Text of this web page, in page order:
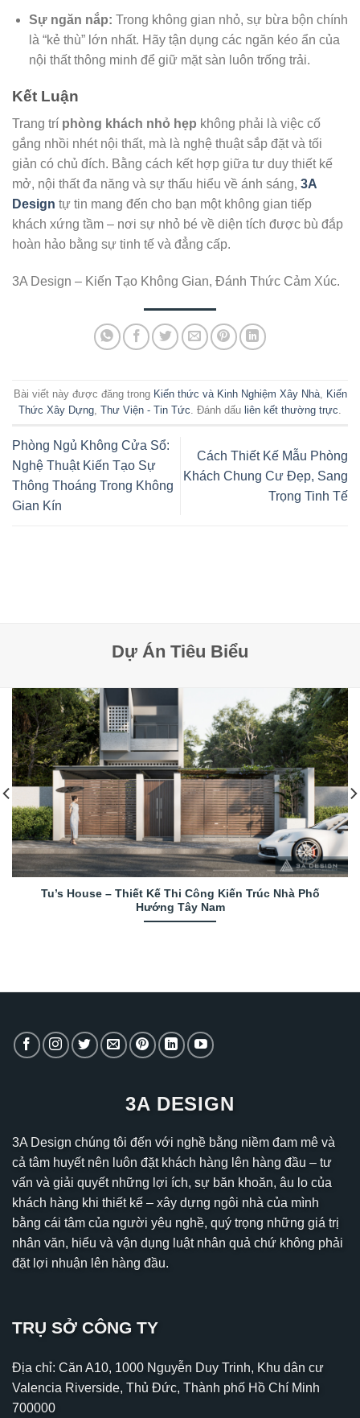
Sự ngăn nắp: Trong không gian nhỏ, sự bừa bộn chính
là “kẻ thù” lớn nhất. Hãy tận dụng các ngăn kéo ẩn của
nội thất thông minh để giữ mặt sàn luôn trống trải.
Kết Luận
Trang trí phòng khách nhỏ hẹp không phải là việc cố
gắng nhồi nhét nội thất, mà là nghệ thuật sắp đặt và tối
giản có chủ đích. Bằng cách kết hợp giữa tư duy thiết kế
mở, nội thất đa năng và sự thấu hiểu về ánh sáng, 3A
Design tự tin mang đến cho bạn một không gian tiếp
khách xứng tầm – nơi sự nhỏ bé về diện tích được bù đắp
hoàn hảo bằng sự tinh tế và đẳng cấp.
3A Design – Kiến Tạo Không Gian, Đánh Thức Cảm Xúc.
Bài viết này được đăng trong Kiến thức và Kinh Nghiệm Xây Nhà, Kiến
Thức Xây Dựng Thư Viện - Tin Tức . Đánh dấu liên kết thường trực
Phòng Ngủ Không Cửa Sổ:
Nghệ Thuật Kiến Tạo Sự
Thông Thoáng Trong Không
Gian Kín
Cách Thiết Kế Mẫu Phòng
Khách Chung Cư Đẹp, Sang
Trọng Tinh Tế
Dự Án Tiêu Biểu
Tu’s House – Thiết Kế Thi Công Kiến Trúc Nhà Phố
Hướng Tây Nam
3A DESIGN
3A Design chúng tôi đến với nghề bằng niềm đam mê và
cả tâm huyết nên luôn đặt khách hàng lên hàng đầu – tư
vấn và giải quyết những lợi ích, sự băn khoăn, âu lo của
khách hàng khi thiết kế – xây dựng ngôi nhà của mình
bằng cái tâm của người yêu nghề, quý trọng những giá trị
nhân văn, hiểu và vận dụng luật nhân quả chứ không phải
đặt lợi nhuận lên hàng đầu.
TRỤ SỞ CÔNG TY
Địa chỉ: Căn A10, 1000 Nguyễn Duy Trinh, Khu dân cư
Valencia Riverside, Thủ Đức, Thành phố Hồ Chí Minh
700000